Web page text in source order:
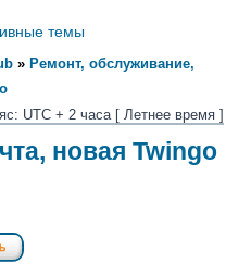
темы
» Ремонт, обслуживание,
UTC + 2 часа [ Летнее время ]
новая Twingo